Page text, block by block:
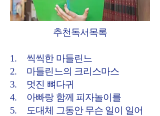
추천독서목록
1. 씩씩한 마들린느
2. 마들린느의 크리스마스
3. 멋진 뼈다귀
4. 아빠랑 함께 피자놀이를
5. 도대체 그동안 무슨 일이 일어